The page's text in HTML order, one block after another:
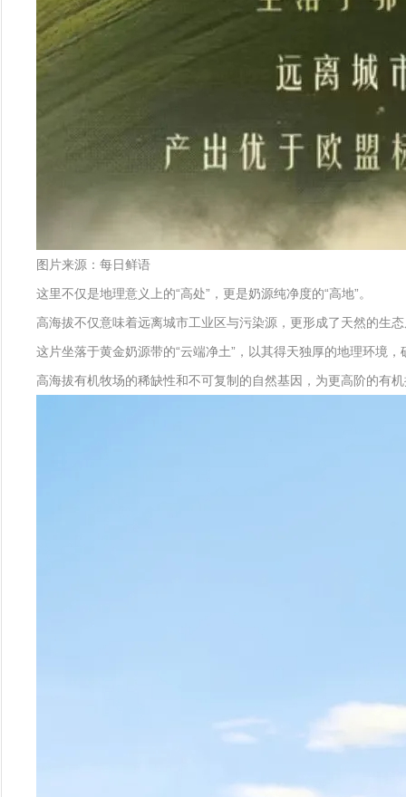
图片来源：每日鲜语
这里不仅是地理意义上的“高处”，更是奶源纯净度的“高地”。
高海拔不仅意味着远离城市工业区与污染源，更形成了天然的生
这片坐落于黄金奶源带的“云端净土”，以其得天独厚的地理环境
高海拔有机牧场的稀缺性和不可复制的自然基因，为更高阶的有